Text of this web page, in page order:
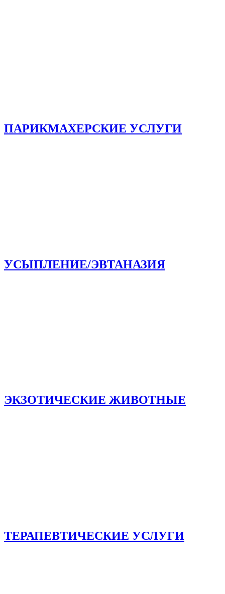
ПАРИКМАХЕРСКИЕ УСЛУГИ
УСЫПЛЕНИЕ/ЭВТАНАЗИЯ
ЭКЗОТИЧЕСКИЕ ЖИВОТНЫЕ
ТЕРАПЕВТИЧЕСКИЕ УСЛУГИ